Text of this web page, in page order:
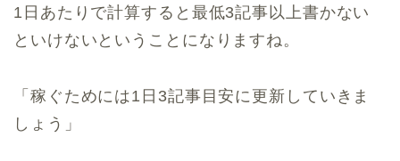
1日あたりで計算すると最低3記事以上書かない
といけないということになりますね。
「稼ぐためには1日3記事目安に更新していきま
しょう」